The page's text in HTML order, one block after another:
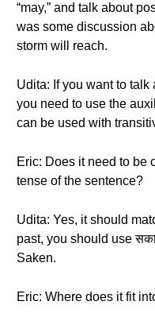
“may,” and talk about
was some discussion
storm will reach.
Udita: If you want to talk
you need to use the
can be used with
Eric: Does it need to be
tense of the sentence?
Udita: Yes, it should
past, you should use
Saken.
Eric: Where does it fit